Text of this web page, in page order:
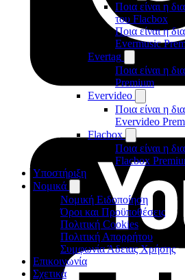
Ποια είναι η
του Flacbox
Ποια είναι η
Evermusic
Evertag
Ποια είναι η
Premium
Evervideo
Ποια είναι η
Evervideo
Flacbox
Ποια είναι η
Flacbox
Υποστήριξη
Νομικά
Νομική Ειδοποίηση
Όροι και Προϋποθέσεις
Πολιτική Cookies
Πολιτική Απορρήτου
Συμφωνία Άδειας Χρήσης
Επικοινωνία
Σχετικά